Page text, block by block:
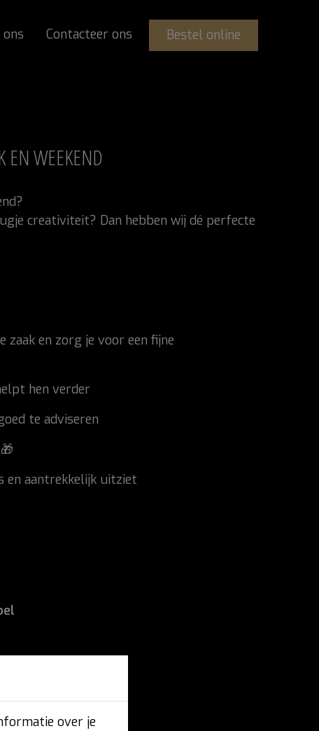
Contacteer ons Bestel online
EN WEEKEND
creativiteit? Dan hebben wij dé perfecte
zaak en zorg je voor een fijne
hen verder
te adviseren
🎁
en aantrekkelijk uitziet
bezig te zijn
over je